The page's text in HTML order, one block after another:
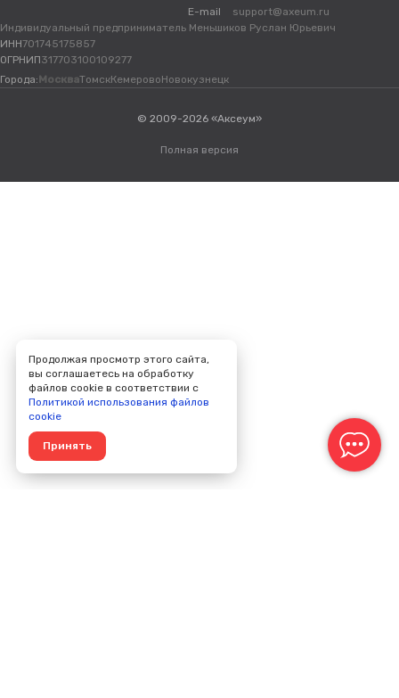
E-mail
support@axeum.ru
Индивидуальный предприниматель Меньшиков Руслан Юрьевич
ИНН701745175857
ОГРНИП317703100109277
Города: МоскваТомскКемеровоНовокузнецк
© 2009-2026 «Аксеум»
Полная версия
Продолжая просмотр этого сайта,
вы соглашаетесь на обработку
файлов cookie в соответствии с
Политикой использования файлов
cookie
Принять